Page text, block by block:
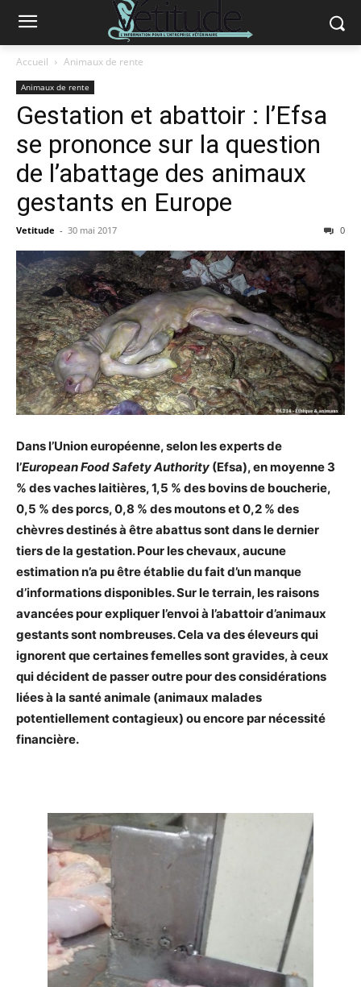
Accueil Animaux de rente
Animaux de rente
Gestation et abattoir : l’Efsa
se prononce sur la question
de l’abattage des animaux
gestants en Europe
Vetitude - 30 mai 2017 0
Dans l’Union européenne, selon les experts de
l’European Food Safety Authority (Efsa), en moyenne 3
% des vaches laitières, 1,5 % des bovins de boucherie,
0,5 % des porcs, 0,8 % des moutons et 0,2 % des
chèvres destinés à être abattus sont dans le dernier
tiers de la gestation. Pour les chevaux, aucune
estimation n’a pu être établie du fait d’un manque
d’informations disponibles. Sur le terrain, les raisons
avancées pour expliquer l’envoi à l’abattoir d’animaux
gestants sont nombreuses. Cela va des éleveurs qui
ignorent que certaines femelles sont gravides, à ceux
qui décident de passer outre pour des considérations
liées à la santé animale (animaux malades
potentiellement contagieux) ou encore par nécessité
financière.